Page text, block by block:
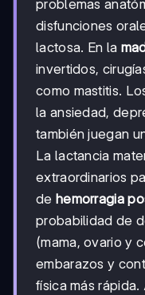
problemas
disfunciones
lactosa. En la
invertidos,
como mastitis.
la ansiedad,
también juegan
La lactancia
extraordinarios
de hemorragia
probabilidad de
(mama, ovario y
embarazos y
física más